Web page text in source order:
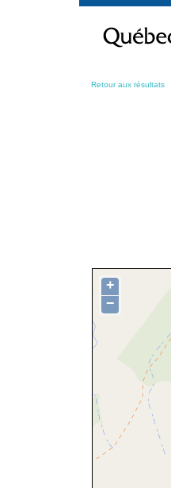
contenu
Retour aux résultats
+
−